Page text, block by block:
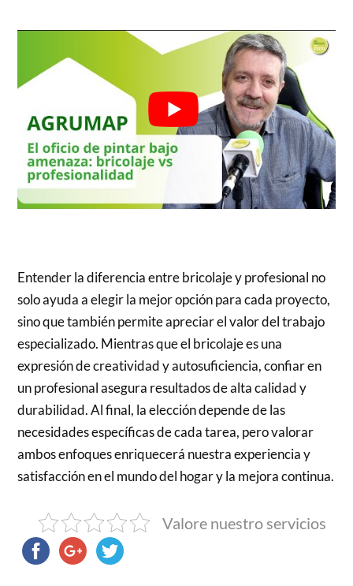
Entender la diferencia entre bricolaje y profesional no
solo ayuda a elegir la mejor opción para cada proyecto,
sino que también permite apreciar el valor del trabajo
especializado. Mientras que el bricolaje es una
expresión de creatividad y autosuficiencia, confiar en
un profesional asegura resultados de alta calidad y
durabilidad. Al final, la elección depende de las
necesidades específicas de cada tarea, pero valorar
ambos enfoques enriquecerá nuestra experiencia y
satisfacción en el mundo del hogar y la mejora continua.
Valore nuestro servicios